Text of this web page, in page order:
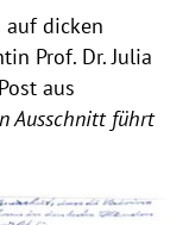
dicken
Prof. Dr. Julia
aus
Ausschnitt führt